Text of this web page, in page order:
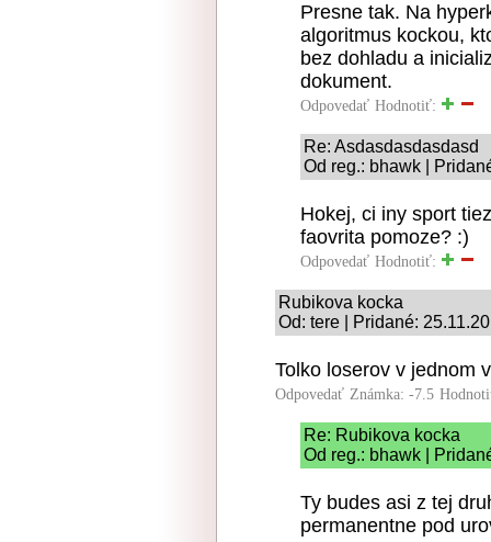
Presne tak. Na
algoritmus kockou,
bez dohladu a
dokument.
Odpovedať Hodnotiť:
Re: Asdasdasdasdasd
Od reg.: bhawk |
Hokej, ci iny sport
faovrita pomoze? :)
Odpovedať Hodnotiť:
Rubikova kocka
Od: tere | Pridané:
Tolko loserov v jednom
Odpovedať Známka: -7.5
Re: Rubikova kocka
Od reg.: bhawk |
Ty budes asi z tej
permanentne pod